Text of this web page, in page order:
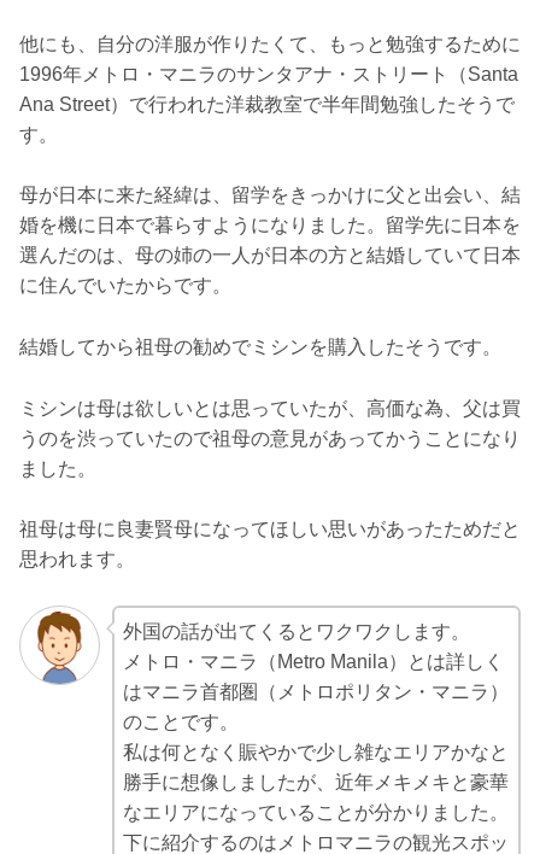
他にも、自分の洋服が作りたくて、もっと勉強するために
1996年メトロ・マニラのサンタアナ・ストリート（Santa
Ana Street）で行われた洋裁教室で半年間勉強したそうで
す。
母が日本に来た経緯は、留学をきっかけに父と出会い、結
婚を機に日本で暮らすようになりました。留学先に日本を
選んだのは、母の姉の一人が日本の方と結婚していて日本
に住んでいたからです。
結婚してから祖母の勧めでミシンを購入したそうです。
ミシンは母は欲しいとは思っていたが、高価な為、父は買
うのを渋っていたので祖母の意見があってかうことになり
ました。
祖母は母に良妻賢母になってほしい思いがあったためだと
思われます。
外国の話が出てくるとワクワクします。
メトロ・マニラ（Metro Manila）とは詳しく
はマニラ首都圏（メトロポリタン・マニラ）
のことです。
私は何となく賑やかで少し雑なエリアかなと
勝手に想像しましたが、近年メキメキと豪華
なエリアになっていることが分かりました。
下に紹介するのはメトロマニラの観光スポッ